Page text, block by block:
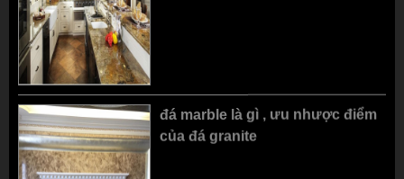
ĐÁ MÀU VÀNG TRANG
TRÍ BÓC LỒI 10X20
ĐÁ SỎI TRANG TRÍ LỐI ĐI
HỒ CÁ COI , BƯỚC DẠO
đá marble là gì , ưu nhược điểm
của đá granite